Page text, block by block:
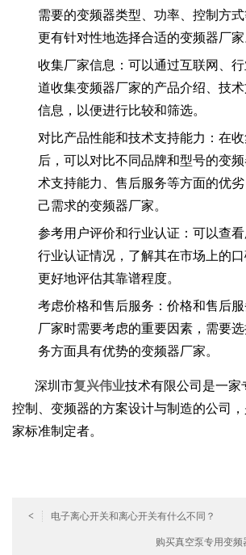
需要的变频器类型、功率、控制方
更有针对性地选择合适的变频器厂家
收集厂家信息：可以通过互联网、
道收集变频器厂家的产品介绍、技
信息，以便进行比较和筛选。
对比产品性能和技术支持能力：在
后，可以对比不同品牌和型号的变
术支持能力、售后服务等方面的优
己需求的变频器厂家。
参考用户评价和行业认证：可以查
行业认证情况，了解其在市场上的
更好地评估其靠谱程度。
考虑价格和售后服务：价格和售后
厂家时需要考虑的重要因素，需要
务方面具有优势的变频器厂家。
深圳市复兴伟业技术有限公司是一家
控制、变频器的方案设计与制造的公司
家标准制定者。
< 电子离心开关和离心开关有什么不同？
购买真空泵专用变频